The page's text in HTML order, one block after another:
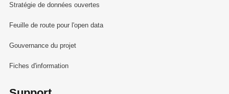
Stratégie de données ouvertes
Feuille de route pour l'open data
Gouvernance du projet
Fiches d'information